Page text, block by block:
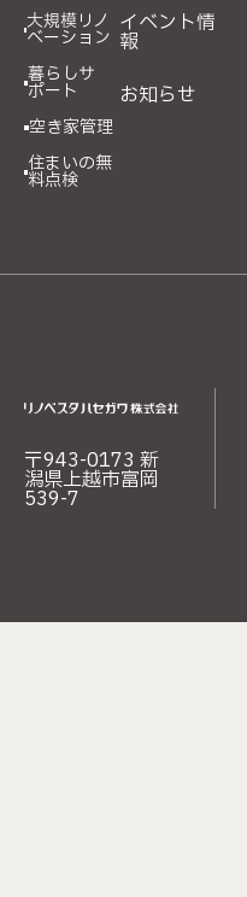
大規模リノ
ベーション
暮らしサ
ポート
空き家管理
住まいの無
料点検
イベント情
報
お知らせ
〒943-0173 新
潟県上越市富岡
539-7